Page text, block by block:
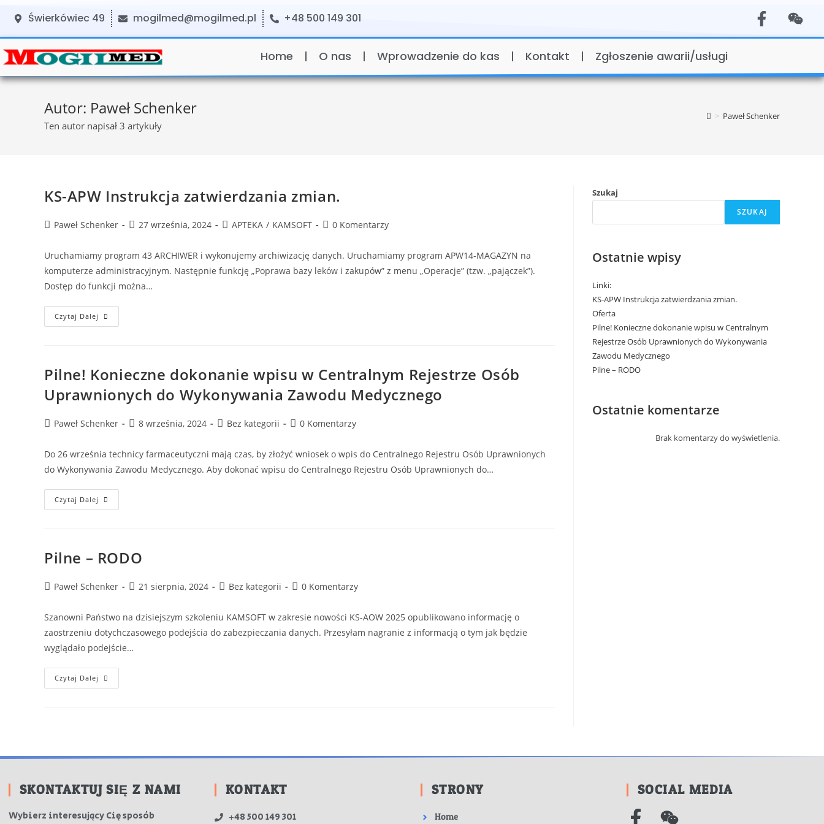
Świerkówiec 49 mogilmed@mogilmed.pl +48 500 149 301
Home O nas Wprowadzenie do kas Kontakt Zgłoszenie awarii/usługi
Autor: Paweł Schenker
Ten autor napisał 3 artykuły
> Paweł Schenker
KS-APW Instrukcja zatwierdzania zmian.
Paweł Schenker 27 września, 2024 APTEKA / KAMSOFT 0 Komentarzy
Uruchamiamy program 43 ARCHIWER i wykonujemy archiwizację danych. Uruchamiamy program APW14-MAGAZYN na
komputerze administracyjnym. Następnie funkcję „Poprawa bazy leków i zakupów” z menu „Operacje” (tzw. „pajączek”).
Dostęp do funkcji można…
Czytaj Dalej
Pilne! Konieczne dokonanie wpisu w Centralnym Rejestrze Osób
Uprawnionych do Wykonywania Zawodu Medycznego
Paweł Schenker 8 września, 2024 Bez kategorii 0 Komentarzy
Do 26 września technicy farmaceutyczni mają czas, by złożyć wniosek o wpis do Centralnego Rejestru Osób Uprawnionych
do Wykonywania Zawodu Medycznego. Aby dokonać wpisu do Centralnego Rejestru Osób Uprawnionych do…
Czytaj Dalej
Pilne – RODO
Paweł Schenker 21 sierpnia, 2024 Bez kategorii 0 Komentarzy
Szanowni Państwo na dzisiejszym szkoleniu KAMSOFT w zakresie nowości KS-AOW 2025 opublikowano informację o
zaostrzeniu dotychczasowego podejścia do zabezpieczania danych. Przesyłam nagranie z informacją o tym jak będzie
wyglądało podejście…
Czytaj Dalej
Szukaj
SZUKAJ
Ostatnie wpisy
Linki:
KS-APW Instrukcja zatwierdzania zmian.
Oferta
Pilne! Konieczne dokonanie wpisu w Centralnym
Rejestrze Osób Uprawnionych do Wykonywania
Zawodu Medycznego
Pilne – RODO
Ostatnie komentarze
Brak komentarzy do wyświetlenia.
SKONTAKTUJ SIĘ Z NAMI
Wybierz interesujący Cię sposób
KONTAKT
+48 500 149 301
STRONY
Home
SOCIAL MEDIA